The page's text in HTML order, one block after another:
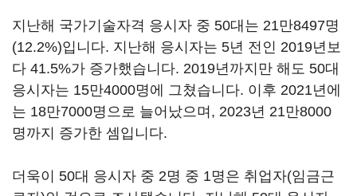
지난해 국가기술자격 응시자 중 50대는 21만8497명
(12.2%)입니다. 지난해 응시자는 5년 전인 2019년보
다 41.5%가 증가했습니다. 2019년까지만 해도 50대
응시자는 15만4000명에 그쳤습니다. 이후 2021년에
는 18만7000명으로 늘어났으며, 2023년 21만8000
명까지 증가한 셈입니다.
더욱이 50대 응시자 중 2명 중 1명은 취업자(임금근